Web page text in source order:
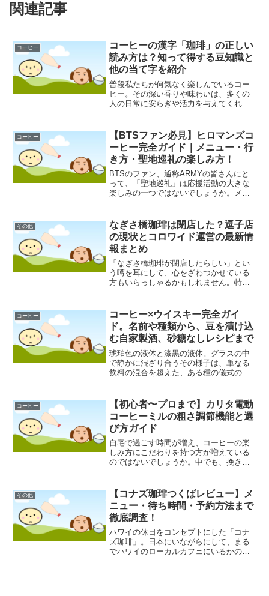
関連記事
コーヒー
コーヒーの漢字「珈琲」の正しい
読み方は？知って得する豆知識と
他の当て字を紹介
普段私たちが何気なく楽しんでいるコー
ヒー。その深い香りや味わいは、多くの
人の日常に安らぎや活力を与えてくれる
くか、ご存知でしょうか。喫茶店の看板
やメニューなどで「珈琲」と...
コーヒー
【BTSファン必見】ヒロマンズコ
ーヒー完全ガイド｜メニュー・行
き方・聖地巡礼の楽しみ方！
BTSのファン、通称ARMYの皆さんにと
って、「聖地巡礼」は応援活動の大きな
楽しみの一つではないでしょうか。メン
介するのは、東京・原宿にある
「HIROMAN'S COF...
その他
なぎさ橋珈琲は閉店した？逗子店
の現状とコロワイド運営の最新情
報まとめ
「なぎさ橋珈琲が閉店したらしい」とい
う噂を耳にして、心をざわつかせている
方もいらっしゃるかもしれません。特
情報ではないでしょうか。果たして、そ
の噂の真相はどのようなもの...
コーヒー
コーヒー×ウイスキー完全ガイ
ド。名前や種類から、豆を漬け込
む自家製酒、砂糖なしレシピまで
琥珀色の液体と漆黒の液体。グラスの中
で静かに混ざり合うその様子は、単なる
飲料の混合を超えた、ある種の儀式のよ
この二つの嗜好品は、それぞれが長い歴
史と複雑な製造工程、そし...
コーヒー
【初心者〜プロまで】カリタ電動
コーヒーミルの粗さ調節機能と選
び方ガイド
自宅で過ごす時間が増え、コーヒーの楽
しみ方にこだわりを持つ方が増えている
のではないでしょうか。中でも、挽きた
ヒー豆の「挽き方」、すなわち「粗さ」
です。今回は、日本のコー...
その他
【コナズ珈琲つくばレビュー】メ
ニュー・待ち時間・予約方法まで
徹底調査！
ハワイの休日をコンセプトにした「コナ
ズ珈琲」。日本にいながらにして、まる
でハワイのローカルカフェにいるかのよ